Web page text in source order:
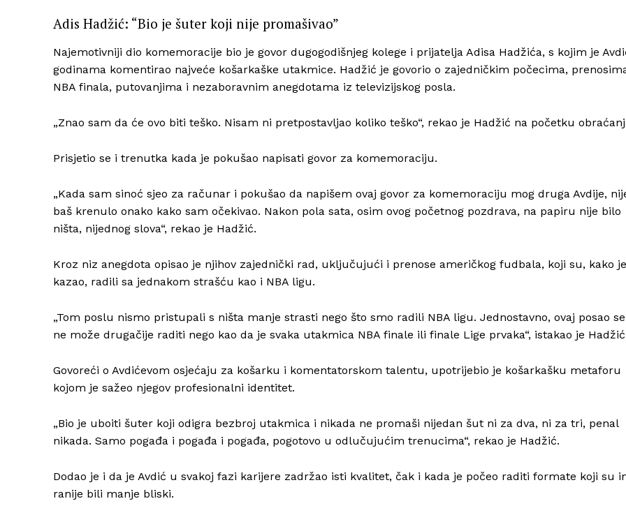
Adis Hadžić: “Bio je šuter koji nije promašivao”
Najemotivniji dio komemoracije bio je govor dugogodišnjeg kolege i prijatelja Adisa Hadžića, s kojim je
godinama komentirao najveće košarkaške utakmice. Hadžić je govorio o zajedničkim počecima,
NBA finala, putovanjima i nezaboravnim anegdotama iz televizijskog posla.
„Znao sam da će ovo biti teško. Nisam ni pretpostavljao koliko teško“, rekao je Hadžić na početku
Prisjetio se i trenutka kada je pokušao napisati govor za komemoraciju.
„Kada sam sinoć sjeo za računar i pokušao da napišem ovaj govor za komemoraciju mog druga Avdije,
baš krenulo onako kako sam očekivao. Nakon pola sata, osim ovog početnog pozdrava, na papiru nije bilo
ništa, nijednog slova“, rekao je Hadžić.
Kroz niz anegdota opisao je njihov zajednički rad, uključujući i prenose američkog fudbala, koji su, kako je
kazao, radili sa jednakom strašću kao i NBA ligu.
„Tom poslu nismo pristupali s ništa manje strasti nego što smo radili NBA ligu. Jednostavno, ovaj posao se
ne može drugačije raditi nego kao da je svaka utakmica NBA finale ili finale Lige prvaka“, istakao je
Govoreći o Avdićevom osjećaju za košarku i komentatorskom talentu, upotrijebio je košarkašku metaforu
kojom je sažeo njegov profesionalni identitet.
„Bio je uboiti šuter koji odigra bezbroj utakmica i nikada ne promaši nijedan šut ni za dva, ni za tri, penal
nikada. Samo pogađa i pogađa i pogađa, pogotovo u odlučujućim trenucima“, rekao je Hadžić.
Dodao je i da je Avdić u svakoj fazi karijere zadržao isti kvalitet, čak i kada je počeo raditi formate koji su
ranije bili manje bliski.